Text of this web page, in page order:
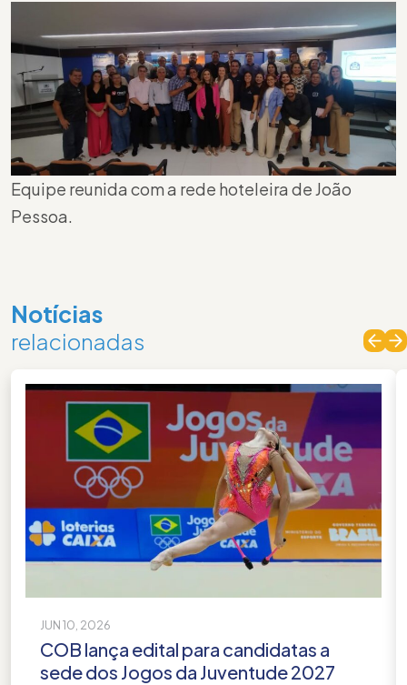
Equipe reunida com a rede hoteleira de João
Pessoa.
Notícias
relacionadas
JUN 10, 2026
COB lança edital para candidatas a
sede dos Jogos da Juventude 2027